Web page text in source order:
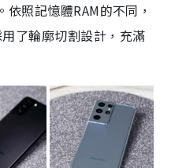
照記憶體RAM的不同，
了輪廓切割設計，充滿